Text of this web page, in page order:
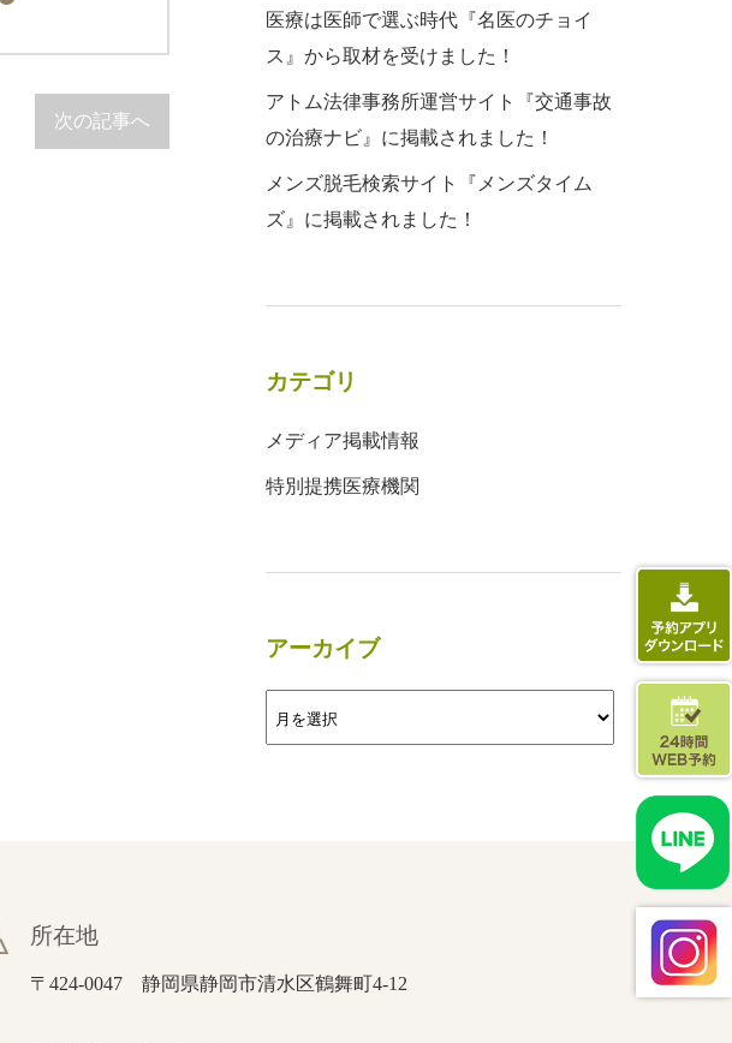
次の記事へ
医療は医師で選ぶ時代『名医のチョイ
ス』から取材を受けました！
アトム法律事務所運営サイト『交通事故
の治療ナビ』に掲載されました！
メンズ脱毛検索サイト『メンズタイム
ズ』に掲載されました！
カテゴリ
メディア掲載情報
特別提携医療機関
アーカイブ
所在地
〒424-0047 静岡県静岡市清水区鶴舞町4-12